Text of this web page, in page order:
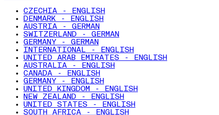
CZECHIA - ENGLISH
DENMARK - ENGLISH
AUSTRIA - GERMAN
SWITZERLAND - GERMAN
GERMANY - GERMAN
INTERNATIONAL - ENGLISH
UNITED ARAB EMIRATES - ENGLISH
AUSTRALIA - ENGLISH
CANADA - ENGLISH
GERMANY - ENGLISH
UNITED KINGDOM - ENGLISH
NEW ZEALAND - ENGLISH
UNITED STATES - ENGLISH
SOUTH AFRICA - ENGLISH